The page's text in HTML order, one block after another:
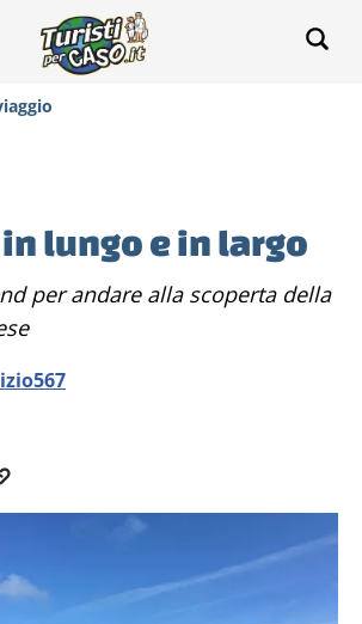
lungo e in largo